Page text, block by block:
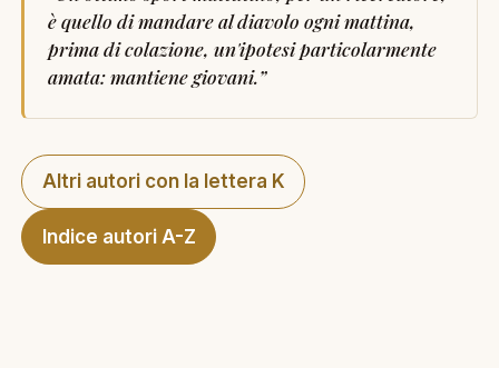
è quello di mandare al diavolo ogni mattina,
prima di colazione, un'ipotesi particolarmente
amata: mantiene giovani.”
Altri autori con la lettera K
Indice autori A-Z